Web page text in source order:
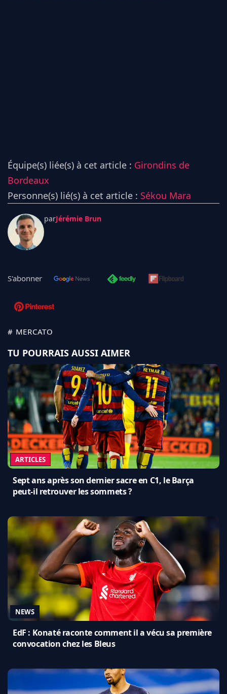
Équipe(s) liée(s) à cet article : Girondins de
Bordeaux
Personne(s) lié(s) à cet article : Sékou Mara
parJérémie Brun
S'abonner
# MERCATO
TU POURRAIS AUSSI AIMER
ARTICLES
Sept ans après son dernier sacre en C1, le Barça
peut-il retrouver les sommets ?
NEWS
EdF : Konaté raconte comment il a vécu sa première
convocation chez les Bleus